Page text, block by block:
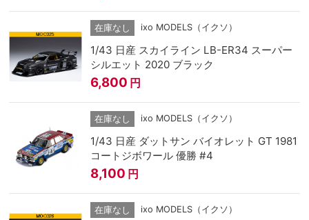
在庫なし ixo MODELS（イクソ）
1/43 日産 スカイライン LB-ER34 スーパー
シルエット 2020 ブラック
6,800 円
在庫なし ixo MODELS（イクソ）
1/43 日産 ダットサン バイオレット GT 1981
コートジボワール 優勝 #4
8,100 円
在庫なし ixo MODELS（イクソ）